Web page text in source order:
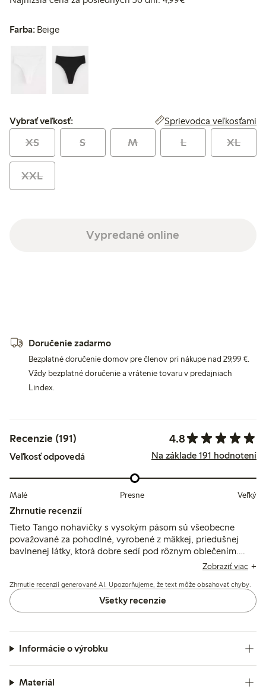
Farba: Beige
Vybrať veľkosť:
Vybrať veľkosť: Sprievodca veľkosťami
XS S M L XL
XXL
Vypredané online
Doručenie zadarmo
Bezplatné doručenie domov pre členov pri nákupe nad 29,99 €.
Vždy bezplatné doručenie a vrátenie tovaru v predajniach
Lindex.
Recenzie (191) 4.8
Veľkosť odpovedá Na základe 191 hodnotení
Malé Presne Veľký
Zhrnutie recenzií
Tieto Tango nohavičky s vysokým pásom sú všeobecne
považované za pohodlné, vyrobené z mäkkej, priedušnej
bavlnenej látky, ktorá dobre sedí pod rôznym oblečením.
Väčšina považuje veľkosť za pravú, hoci niektorí spomínajú
švami alebo plastovými detailmi.
Zobraziť viac
Zhrnutie recenzií generované AI. Upozorňujeme, že text môže obsahovať chyby.
Všetky recenzie
Informácie o výrobku
Materiál